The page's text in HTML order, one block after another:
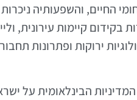
החיים, והשפעותיה
בקידום קיימות עירונית,
ירוקות ופתרונות
הבינלאומית על